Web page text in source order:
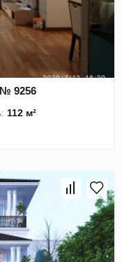
9256
112 м²